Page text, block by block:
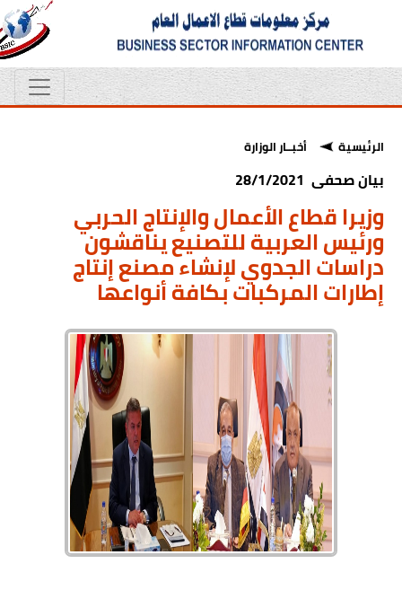
الرئيسية أخبــار الوزارة
بيان صحفى 28/1/2021
وزيرا قطاع الأعمال والإنتاج الحربي
ورئيس العربية للتصنيع يناقشون
دراسات الجدوي لإنشاء مصنع إنتاج
إطارات المركبات بكافة أنواعها